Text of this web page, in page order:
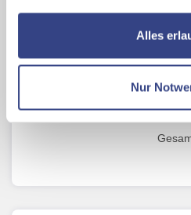
nutzen und uns sowie Dritten
ermöglichen, dabei kommt es
Datenschutzseite
Mit Klick auf "Alles erlauben"
Verwendung der Cookies &
Alles
Nur
2 Erwachsene